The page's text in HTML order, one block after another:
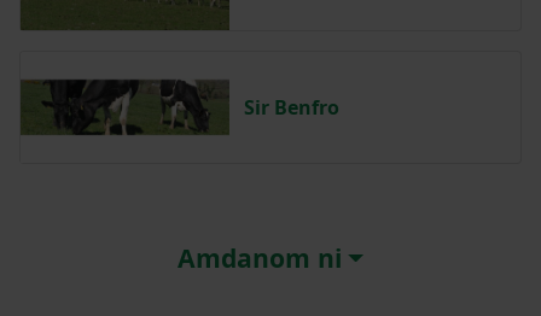
Sir Benfro
Amdanom ni